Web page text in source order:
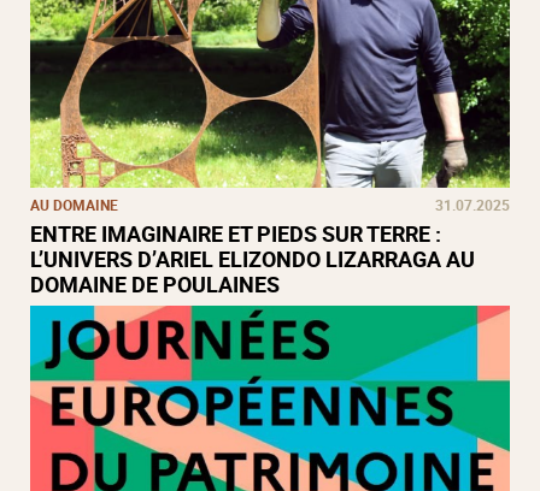
AU DOMAINE 31.07.2025
ENTRE IMAGINAIRE ET PIEDS SUR TERRE :
L’UNIVERS D’ARIEL ELIZONDO LIZARRAGA AU
DOMAINE DE POULAINES